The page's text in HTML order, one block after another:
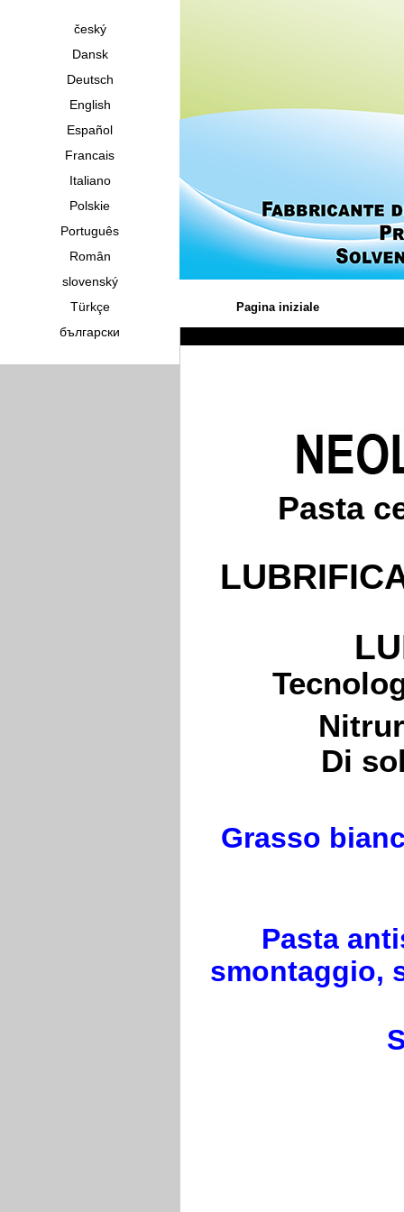
český
Dansk
Deutsch
English
Español
Francais
Italiano
Polskie
Português
Român
slovenský
Türkçe
български
Pagina iniziale
Pasta
Di
Grasso
Pasta
smontaggio,